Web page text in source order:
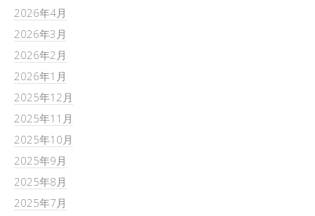
2026年4月
2026年3月
2026年2月
2026年1月
2025年12月
2025年11月
2025年10月
2025年9月
2025年8月
2025年7月